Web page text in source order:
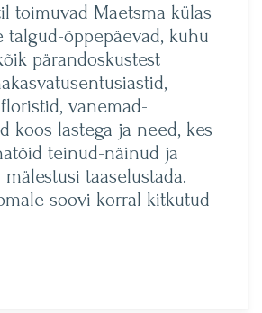
toimuvad Maetsma külas
talgud-õppepäevad, kuhu
pärandoskustest
vanemad-
koos lastega ja need, kes
teinud-näinud ja
taaselustada.
soovi korral kitkutud